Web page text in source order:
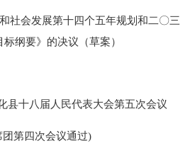
社会发展第十四个五年规划和二〇三
纲要》的决议（草案）
县十八届人民代表大会第五次会议
团第四次会议通过)